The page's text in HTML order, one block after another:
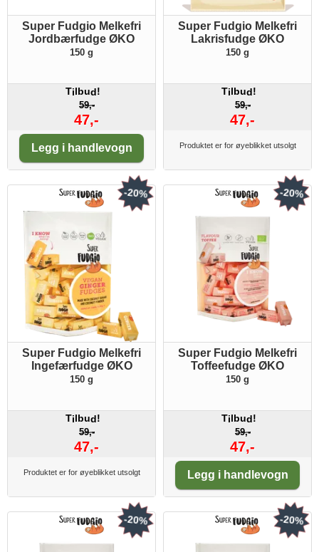
Super Fudgio Melkefri
Jordbærfudge ØKO
150 g
Tilbud!
59,-
47,-
Legg i handlevogn
Super Fudgio Melkefri
Lakrisfudge ØKO
150 g
Tilbud!
59,-
47,-
Produktet er for øyeblikket utsolgt
Super Fudgio Melkefri
Ingefærfudge ØKO
150 g
Tilbud!
59,-
47,-
-20%
Produktet er for øyeblikket utsolgt
Super Fudgio Melkefri
Toffeefudge ØKO
150 g
Tilbud!
59,-
47,-
-20%
Legg i handlevogn
-20% -20%